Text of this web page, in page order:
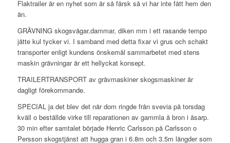
Flaktrailer är en nyhet som är så färsk så vi har inte fått hem den
än.
GRÄVNING skogsvägar,dammar, diken mm i ett rasande tempo
jätte kul tycker vi. I samband med detta fixar vi grus och schakt
transporter enligt kundens önskemål sammarbetet med stens
maskin grävningar är ett hellyckat konsept.
TRAILERTRANSPORT av grävmaskiner skogsmaskiner är
dagligt förekommande.
SPECIAL ja det blev det när dom ringde från svevia på torsdag
kväll o beställde virke till reparationen av gammla å bron i åsarp.
30 min efter samtalet började Henric Carlsson på Carlsson o
Persson skogstjänst att hugga gran i 6.8m och 3.5m längder som